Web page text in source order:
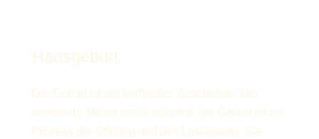
Hausgeburt
Die Geburt ist ein kraftvolles Geschehen. Die
werdende Mutter erlebt während der Geburt einen
Prozess der Öffnung und des Loslassens. Sie